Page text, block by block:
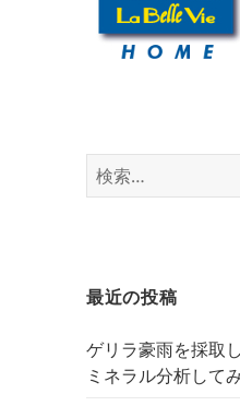
検
索:
最近の投稿
ゲリラ豪雨を採取
ミネラル分析して